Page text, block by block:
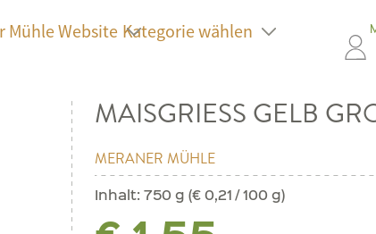
Mühle Website Kategorie wählen
MAISGRIESS GELB
MERANER MÜHLE
Inhalt:750 g (€ 0,21 / 100 g)